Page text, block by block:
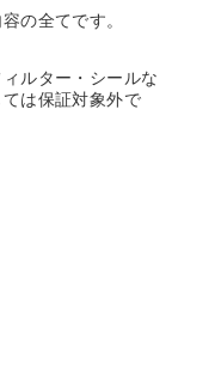
の全てです。
ルター・シールな
は保証対象外で